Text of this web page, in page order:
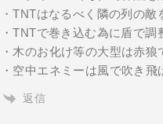
・TNTはなるべく隣の列の敵
・TNTで巻き込む為に盾で調
・木のお化け等の大型は赤狼
・空中エネミーは風で吹き飛
返信